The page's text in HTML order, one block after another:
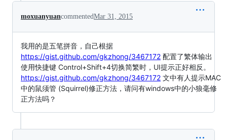
moxuanyuancommentedMar 31, 2015
我用的是五笔拼音，自己根据
https://gist.github.com/gkzhong/3467172 配置了繁体输出
使用快捷键 Control+Shift+4切换简繁时，UI提示正好相反。
https://gist.github.com/gkzhong/3467172 文中有人提示MAC
中的鼠须管 (Squirrel)修正方法，请问有windows中的小狼毫修
正方法吗？